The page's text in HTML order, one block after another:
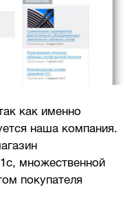
как именно
наша компания.
множественной
покупателя